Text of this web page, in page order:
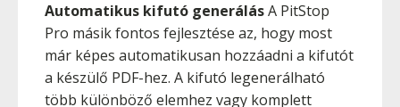
Automatikus kifutó generálásA PitStop
Pro másik fontos fejlesztése az, hogy most
már képes automatikusan hozzáadni a kifutót
a készülő PDF-hez. A kifutó legenerálható
több különböző elemhez vagy komplett